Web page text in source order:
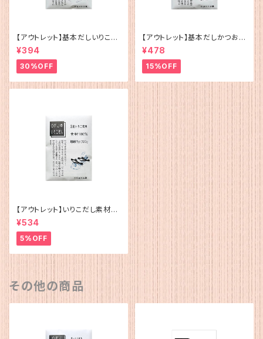
【アウトレット】基本だしいりこ（5
g×12）
¥394
30%OFF
【アウトレット】基本だしかつお
（5g×12）
¥478
15%OFF
【アウトレット】いりこだし素材10
0%(15g×4)
¥534
5%OFF
その他の商品